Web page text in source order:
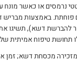
נרמסים או כאשר מונח
באמצעות מבריש
להברשת דשא), תשיגו
תחושת טיפוח אמיתית
מכסחת דשא; זמן